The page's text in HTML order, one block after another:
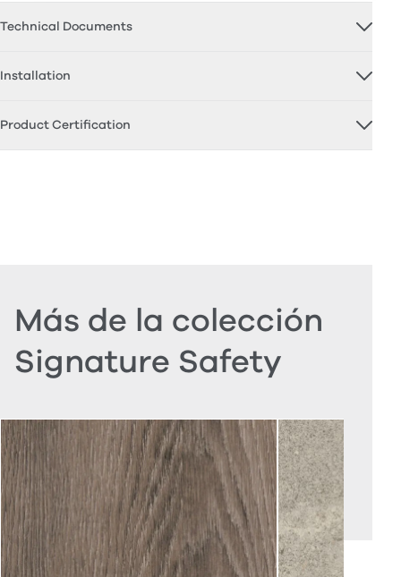
Technical Documents
Installation
Product Certification
Más de la colección
Signature Safety